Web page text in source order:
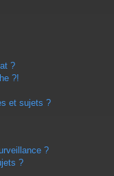
?
?!
et sujets ?
?
?